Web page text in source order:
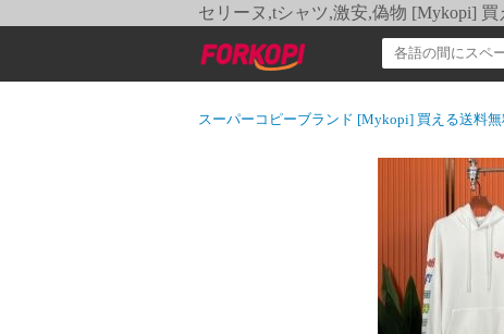
セリーヌ,tシャツ,激安,偽物 [Mykopi]
スーパーコピーブランド [Mykopi] 買える送料